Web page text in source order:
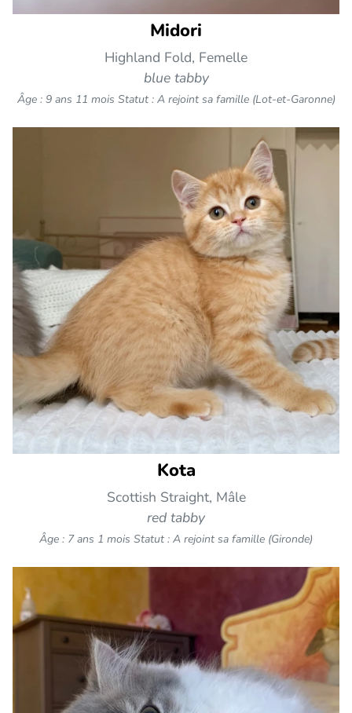
Midori
Highland Fold, Femelle
blue tabby
Âge : 9 ans 11 mois Statut : A rejoint sa famille (Lot-et-Garonne)
Kota
Scottish Straight, Mâle
red tabby
Âge : 7 ans 1 mois Statut : A rejoint sa famille (Gironde)